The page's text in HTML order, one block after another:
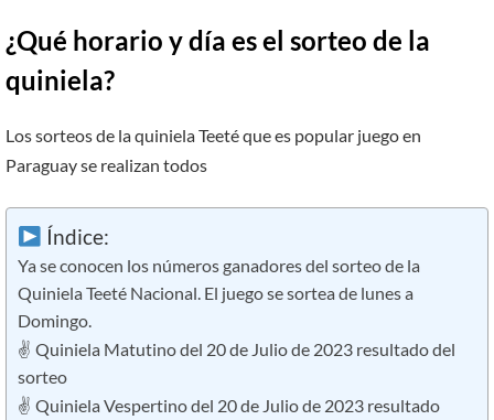
¿Qué horario y día es el sorteo de la
quiniela?
Los sorteos de la quiniela Teeté que es popular juego en
Paraguay se realizan todos
Índice:
Ya se conocen los números ganadores del sorteo de la
Quiniela Teeté Nacional. El juego se sortea de lunes a
Domingo.
✌ Quiniela Matutino del 20 de Julio de 2023 resultado del
sorteo
✌ Quiniela Vespertino del 20 de Julio de 2023 resultado